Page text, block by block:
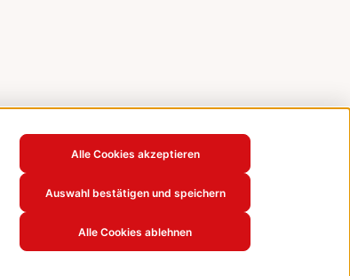
Alle Cookies akzeptieren
Auswahl bestätigen und speichern
Alle Cookies ablehnen